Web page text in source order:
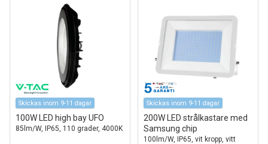
Skickas inom 9-11 dagar
100W LED high bay UFO
85lm/W, IP65, 110 grader, 4000K
Skickas inom 9-11 dagar
200W LED strålkastare med
Samsung chip
100lm/W, IP65, vit kropp, vitt